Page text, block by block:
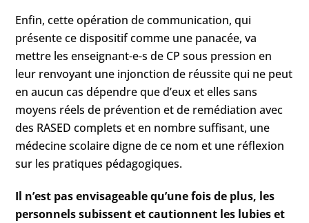
Enfin, cette opération de communication, qui
présente ce dispositif comme une panacée, va
mettre les enseignant-e-s de CP sous pression en
leur renvoyant une injonction de réussite qui ne peut
en aucun cas dépendre que d’eux et elles sans
moyens réels de prévention et de remédiation avec
des RASED complets et en nombre suffisant, une
médecine scolaire digne de ce nom et une réflexion
sur les pratiques pédagogiques.
Il n’est pas envisageable qu’une fois de plus, les
personnels subissent et cautionnent les lubies et